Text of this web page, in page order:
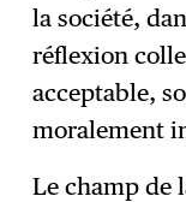
la société,
réflexion
acceptable,
moralement
Le champ de